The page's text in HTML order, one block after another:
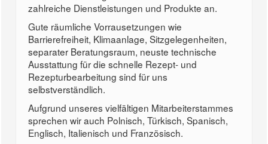
zahlreiche Dienstleistungen und Produkte an.
Gute räumliche Vorrausetzungen wie
Barrierefreiheit, Klimaanlage, Sitzgelegenheiten,
separater Beratungsraum, neuste technische
Ausstattung für die schnelle Rezept- und
Rezepturbearbeitung sind für uns
selbstverständlich.
Aufgrund unseres vielfältigen Mitarbeiterstammes
sprechen wir auch Polnisch, Türkisch, Spanisch,
Englisch, Italienisch und Französisch.